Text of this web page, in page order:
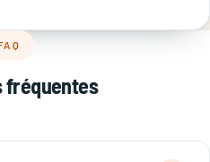
fréquentes